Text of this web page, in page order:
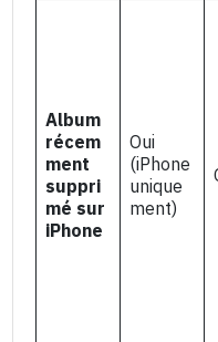
Album
récem
ment
suppri
mé sur
iPhone
Oui
(iPhone
unique
ment)